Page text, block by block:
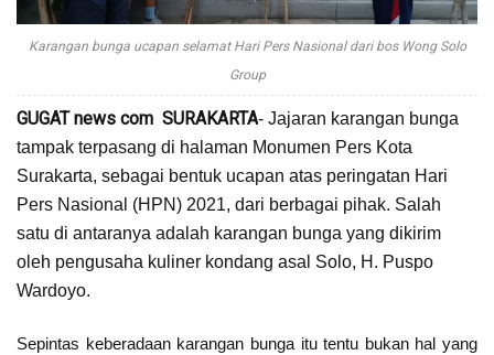
Karangan bunga ucapan selamat Hari Pers Nasional dari bos Wong Solo
Group
GUGAT news com SURAKARTA- Jajaran karangan bunga
tampak terpasang di halaman Monumen Pers Kota
Surakarta, sebagai bentuk ucapan atas peringatan Hari
Pers Nasional (HPN) 2021, dari berbagai pihak. Salah
satu di antaranya adalah karangan bunga yang dikirim
oleh pengusaha kuliner kondang asal Solo, H. Puspo
Wardoyo.
Sepintas keberadaan karangan bunga itu tentu bukan hal yang